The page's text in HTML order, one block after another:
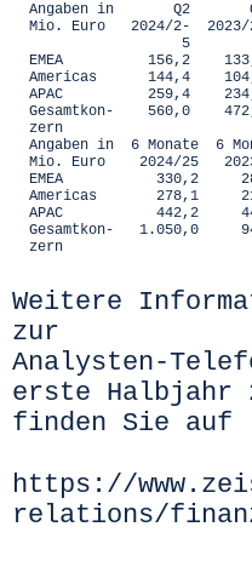
Angaben in       Q2
Mio. Euro   2024/2-
5
EMEA          156,2
Americas      144,4
APAC          259,4
Gesamtkon-    560,0
  zern
Angaben in  6 Monate  6
Mio. Euro    2024/25
EMEA           330,2
Americas       278,1
APAC           442,2
Gesamtkon-   1.050,0
  zern
Weitere
zur
Analysten-
erste Halbjahr
finden Sie auf
https://
relations/